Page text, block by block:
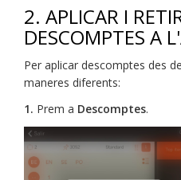
2. APLICAR I
DESCOMPTES A
Per aplicar descomptes des
maneres diferents:
1. Prem a Descomptes.